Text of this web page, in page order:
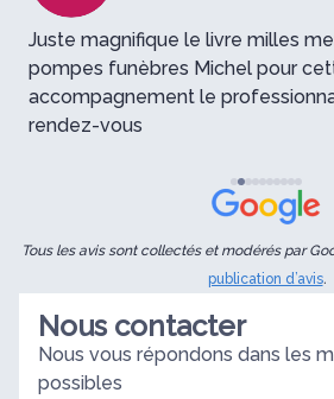
Juste magnifique le livre milles
pompes funèbres Michel pour
accompagnement le
rendez-vous
Tous les avis sont collectés et modérés par
publication d’avis.
Nous contacter
Nous vous répondons dans les
possibles